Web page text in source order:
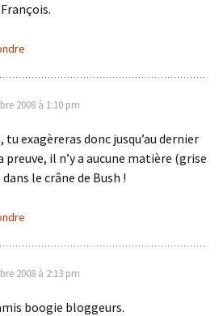
2008 à 1:10 pm
tu exagèreras donc jusqu’au dernier
preuve, il n’y a aucune matière (grise
le crâne de Bush !
2008 à 2:13 pm
boogie bloggeurs.